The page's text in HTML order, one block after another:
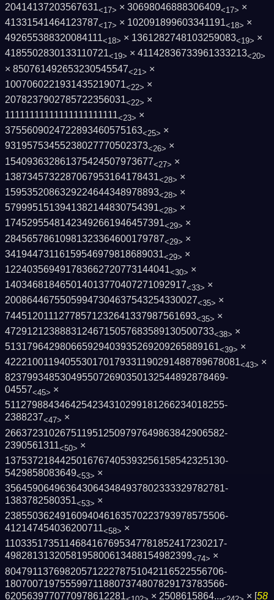
20414137203567631<17> × 30698046888306409<17> ×
41331541464123787<17> × 102091899603341191<18> ×
492655388320084111<18> × 1361282748103259083<19> ×
4185502830133110721<19> × 41142836733961333213<20>
× 850761492653230545547<21> ×
1007060221931435219071<22> ×
2078237902785722356031<22> ×
11111111111111111111111<23> ×
3755609024722893460575163<25> ×
93195753455238027770502373<26> ×
154093632861375424507973677<27> ×
1387345732287067953164178431<28> ×
1595352086329224644348978893<28> ×
5799951513941382144830754391<28> ×
17452955481423492661946457391<29> ×
28456578610981323364600179787<29> ×
34194473116159546979818689031<29> ×
122403569491783662720773144041<30> ×
140346818465014013770407271092917<33> ×
20086446755059947304637543254330027<35> ×
74451201112778571232641337987561693<35> ×
47291212388831246715057683589130500733<38> ×
513179642980665929403935269209265889161<39> ×
4222100119405530170179331190291488789678­081<43> ×
8237993485304955072690350132544892878469­
04557<45> ×
5112798843464254234310299181266234018255­
2388237<47> ×
2663723102675119512509797649863842906582­
2390561311<50> ×
1375372184425016767405393256158542325130­
5429858083649<53> ×
3564590649636430643484937802333329782781­
1383782580351<53> ×
2385503624916094046163570223793978575506­
412147454036200711<58> ×
1103351735114684167695347781852417230217­
4982813132058195800613488154982399<74> ×
8047911376982057122278751042116522556706­
1807007197555997118807374807829173783566­
6205639770770978612281
× 2508615864... × [58